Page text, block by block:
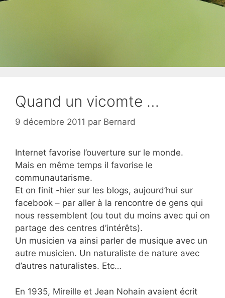
Quand un vicomte …
9 décembre 2011 par Bernard
Internet favorise l’ouverture sur le monde.
Mais en même temps il favorise le
communautarisme.
Et on finit -hier sur les blogs, aujourd’hui sur
facebook – par aller à la rencontre de gens qui
nous ressemblent (ou tout du moins avec qui on
partage des centres d’intérêts).
Un musicien va ainsi parler de musique avec un
autre musicien. Un naturaliste de nature avec
d’autres naturalistes. Etc…
En 1935, Mireille et Jean Nohain avaient écrit